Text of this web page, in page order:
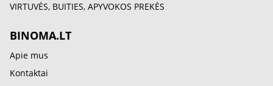
VIRTUVĖS, BUITIES, APYVOKOS PREKĖS
BINOMA.LT
Apie mus
Kontaktai